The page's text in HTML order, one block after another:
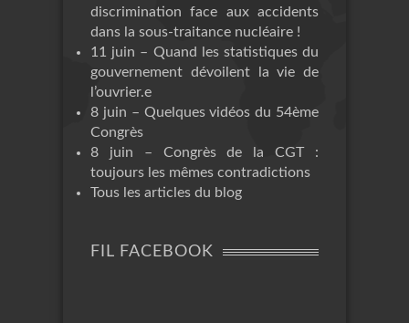
discrimination face aux accidents
dans la sous-traitance nucléaire !
11 juin – Quand les statistiques du
gouvernement dévoilent la vie de
l’ouvrier.e
8 juin – Quelques vidéos du 54ème
Congrès
8 juin – Congrès de la CGT :
toujours les mêmes contradictions
Tous les articles du blog
FIL FACEBOOK